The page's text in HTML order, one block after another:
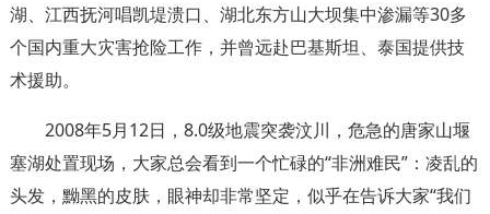
湖、江西抚河唱凯堤溃口、湖北东方山大坝集中渗漏等30多
个国内重大灾害抢险工作，并曾远赴巴基斯坦、泰国提供技
术援助。
2008年5月12日，8.0级地震突袭汶川，危急的唐家山堰
塞湖处置现场，大家总会看到一个忙碌的“非洲难民”：凌乱的
头发，黝黑的皮肤，眼神却非常坚定，似乎在告诉大家“我们